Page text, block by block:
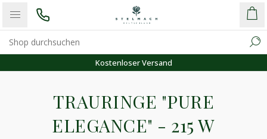
Kostenloser Versand
TRAURINGE "PURE
ELEGANCE" - 215 W